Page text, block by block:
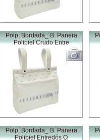
Polp, Bordada_ B. Panera
Polipiel Crudo Entre
Polp, Bordada_ B. Panera
Polipiel Entredós O